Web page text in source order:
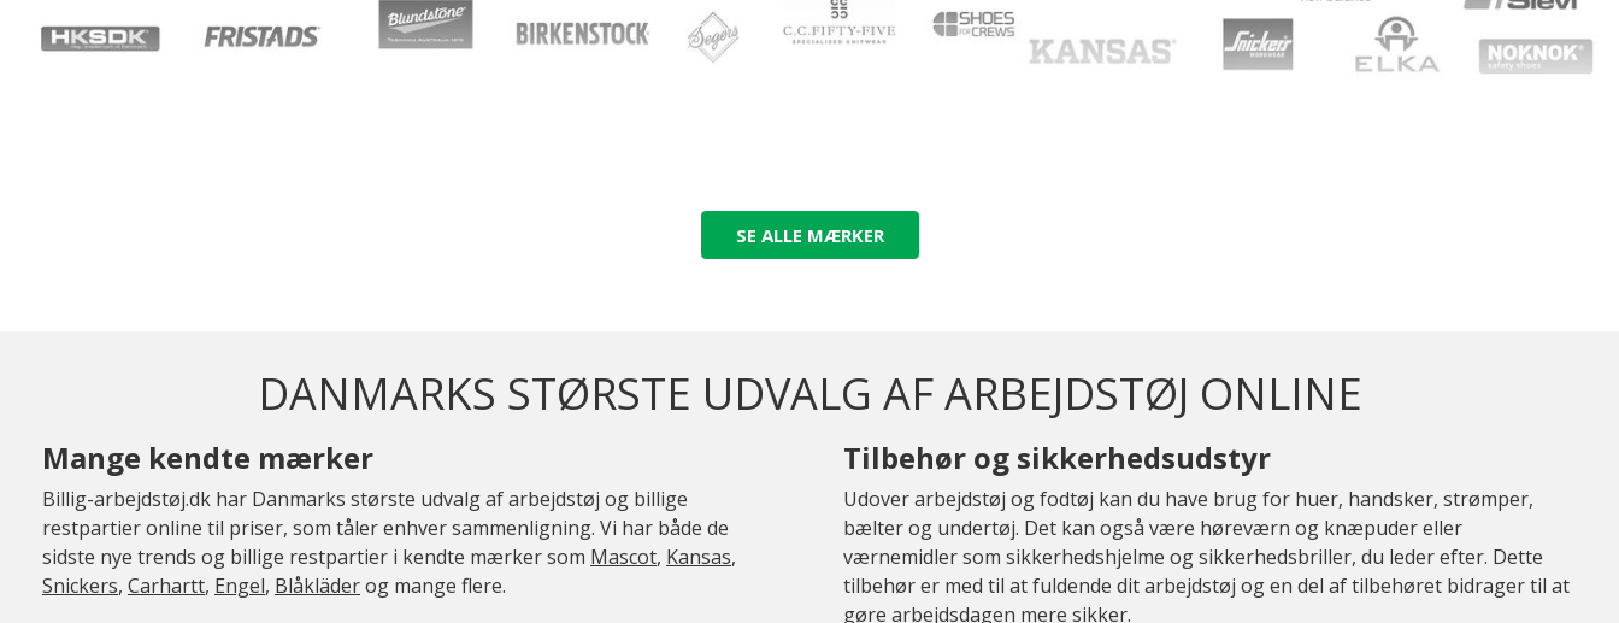
SE ALLE MÆRKER
DANMARKS STØRSTE UDVALG AF ARBEJDSTØJ ONLINE
Mange kendte mærker
Billig-arbejdstøj.dk har Danmarks største udvalg af arbejdstøj og billige
restpartier online til priser, som tåler enhver sammenligning. Vi har både de
sidste nye trends og billige restpartier i kendte mærker som Mascot, Kansas,
Snickers, Carhartt, Engel, Blåkläderog mange flere.
Tilbehør og sikkerhedsudstyr
Udover arbejdstøj og fodtøj kan du have brug for huer, handsker, strømper,
bælter og undertøj. Det kan også være høreværn og knæpuder eller
værnemidler som sikkerhedshjelme og sikkerhedsbriller, du leder efter. Dette
tilbehør er med til at fuldende dit arbejdstøj og en del af tilbehøret bidrager til at
gøre arbejdsdagen mere sikker.